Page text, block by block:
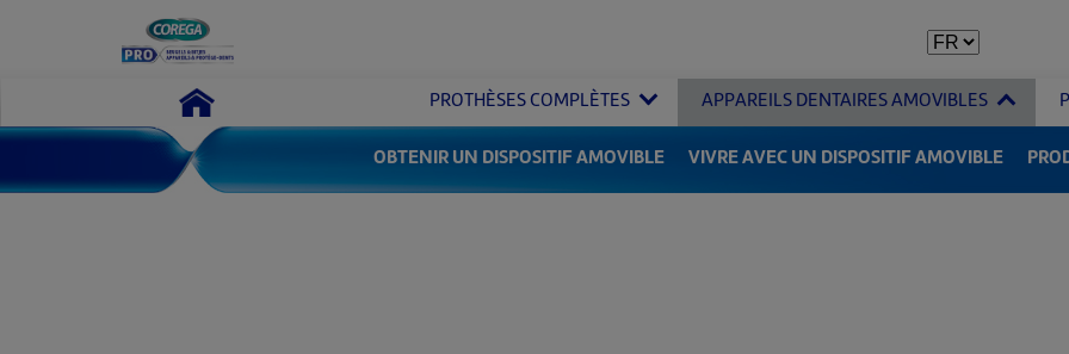
PROTHÈSES COMPLÈTES APPAREILS DENTAIRES AMOVIBLES
OBTENIR UN DISPOSITIF AMOVIBLE VIVRE AVEC UN DISPOSITIF AMOVIBLE